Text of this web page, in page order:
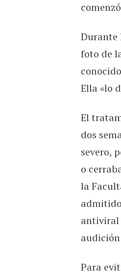
Durante
foto de
Ella «lo
El
dos
severo,
o
la
antiviral
Para